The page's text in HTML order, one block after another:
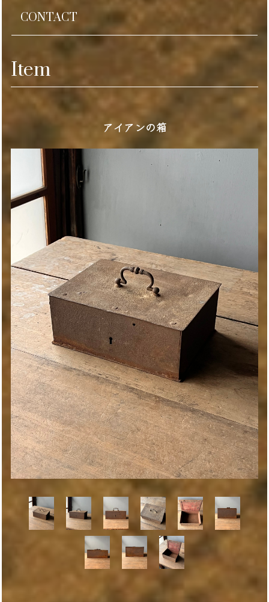
CONTACT
Item
アイアンの箱